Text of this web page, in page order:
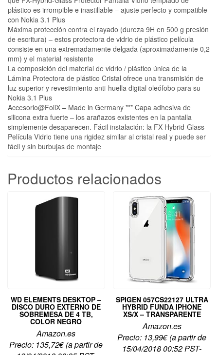
plástico es irrompible e inastillable – ajuste perfecto y compatible
con Nokia 3.1 Plus
Máxima protección contra el rayado (dureza 9H en 500 g presión
de escritura) – estos protectora de vidrio de plástico película
consiste en una extremadamente delgada (aproximadamente 0,2
mm) y el material resistente
La composición del material de vidrio / plástico única de la
Lámina Protectora de plástico Cristal ofrece una transmisión de
luz superior y revestimiento anti-huella digital oleófobo para su
Nokia 3.1 Plus
Accesorio@FoliX – Made in Germany *** Capa adhesiva de
silicona extra fuerte – los arañazos existentes en la pantalla
simplemente desaparecen. Fácil instalación: la FX-Hybrid-Glass
Película Vidrio tiene una rigidez similar al cristal real y puede ser
fácil y sin burbujas de montaje
Productos relacionados
WD ELEMENTS DESKTOP –
DISCO DURO EXTERNO DE
SOBREMESA DE 4 TB,
COLOR NEGRO
Amazon.es
Precio: 135,72€(a partir de
SPIGEN 057CS22127 ULTRA
HYBRID FUNDA IPHONE
XS/X – TRANSPARENTE
Amazon.es
Precio: 13,99€(a partir de
15/04/2018 00:52 PST-